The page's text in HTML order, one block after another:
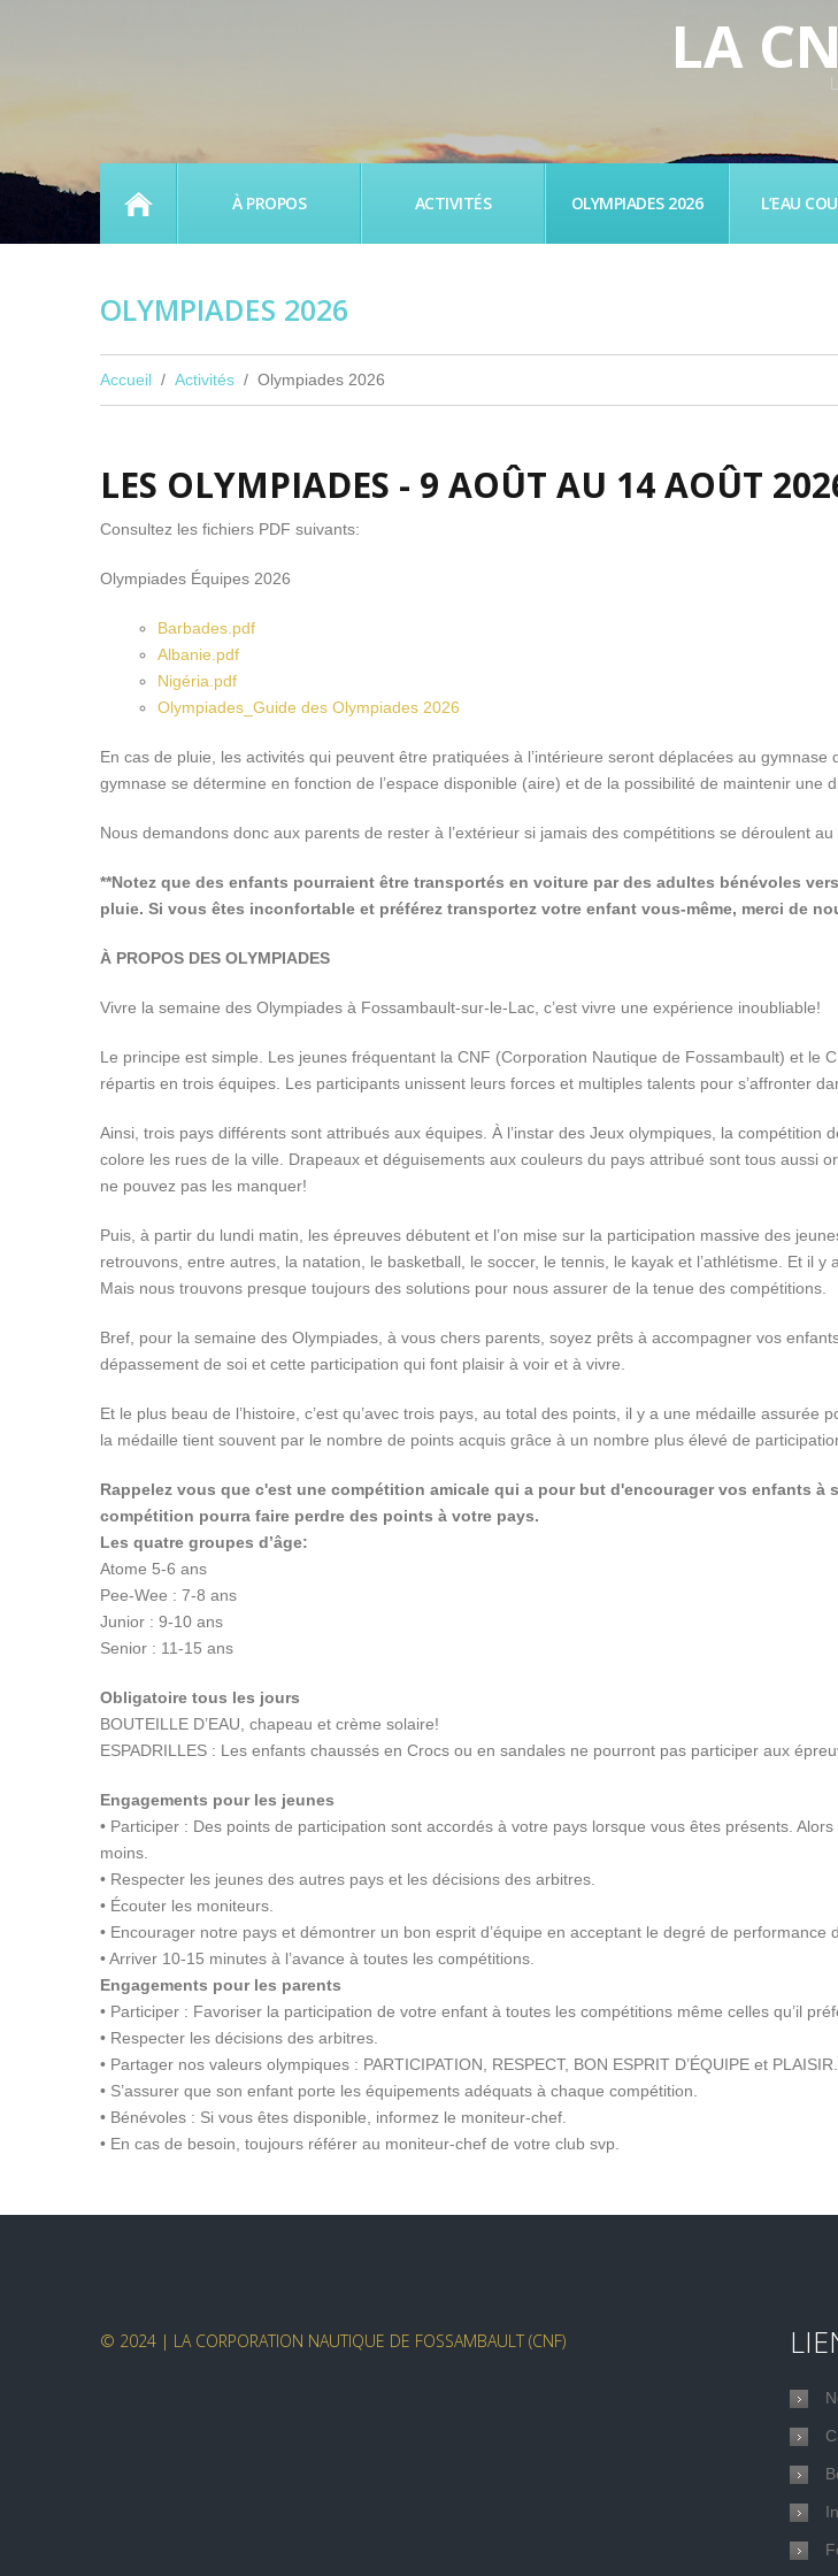
LA
ACCUEILÀ PROPOS ACTIVITÉS OLYMPIADES 2026 L’EAU
OLYMPIADES 2026
Accueil Activités Olympiades 2026
LES OLYMPIADES - 9 AOÛT AU 14 AOÛT
Consultez les fichiers PDF suivants:
Olympiades Équipes 2026
Barbades.pdf
Albanie.pdf
Nigéria.pdf
Olympiades_Guide des Olympiades 2026
En cas de pluie, les activités qui peuvent être pratiquées à l’intérieure seront déplacées au gymnase
gymnase se détermine en fonction de l’espace disponible (aire) et de la possibilité de maintenir une
Nous demandons donc aux parents de rester à l’extérieur si jamais des compétitions se déroulent au
**Notez que des enfants pourraient être transportés en voiture par des adultes bénévoles
pluie. Si vous êtes inconfortable et préférez transportez votre enfant vous-même, merci de
À PROPOS DES OLYMPIADES
Vivre la semaine des Olympiades à Fossambault-sur-le-Lac, c’est vivre une expérience inoubliable!
Le principe est simple. Les jeunes fréquentant la CNF (Corporation Nautique de Fossambault) et le
répartis en trois équipes. Les participants unissent leurs forces et multiples talents pour s’affronter
Ainsi, trois pays différents sont attribués aux équipes. À l’instar des Jeux olympiques, la
colore les rues de la ville. Drapeaux et déguisements aux couleurs du pays attribué sont tous aussi
ne pouvez pas les manquer!
Puis, à partir du lundi matin, les épreuves débutent et l’on mise sur la participation massive des
retrouvons, entre autres, la natation, le basketball, le soccer, le tennis, le kayak et l’athlétisme. Et il
Mais nous trouvons presque toujours des solutions pour nous assurer de la tenue des compétitions.
Bref, pour la semaine des Olympiades, à vous chers parents, soyez prêts à accompagner vos
dépassement de soi et cette participation qui font plaisir à voir et à vivre.
Et le plus beau de l’histoire, c’est qu’avec trois pays, au total des points, il y a une médaille
la médaille tient souvent par le nombre de points acquis grâce à un nombre plus élevé de
Rappelez vous que c'est une compétition amicale qui a pour but d'encourager vos enfants
compétition pourra faire perdre des points à votre pays.
Les quatre groupes d’âge:
Atome 5-6 ans
Pee-Wee : 7-8 ans
Junior : 9-10 ans
Senior : 11-15 ans
Obligatoire tous les jours
BOUTEILLE D’EAU, chapeau et crème solaire!
ESPADRILLES : Les enfants chaussés en Crocs ou en sandales ne pourront pas participer aux
Engagements pour les jeunes
• Participer : Des points de participation sont accordés à votre pays lorsque vous êtes présents.
moins.
• Respecter les jeunes des autres pays et les décisions des arbitres.
• Écouter les moniteurs.
• Encourager notre pays et démontrer un bon esprit d’équipe en acceptant le degré de performance
• Arriver 10-15 minutes à l’avance à toutes les compétitions.
Engagements pour les parents
• Participer : Favoriser la participation de votre enfant à toutes les compétitions même celles qu’il
• Respecter les décisions des arbitres.
• Partager nos valeurs olympiques : PARTICIPATION, RESPECT, BON ESPRIT D’ÉQUIPE et PLAISIR.
• S’assurer que son enfant porte les équipements adéquats à chaque compétition.
• Bénévoles : Si vous êtes disponible, informez le moniteur-chef.
• En cas de besoin, toujours référer au moniteur-chef de votre club svp.
© 2024 | LA CORPORATION NAUTIQUE DE FOSSAMBAULT (CNF)